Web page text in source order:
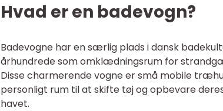
Hvad er en badevogn?
Badevogne har en særlig plads i dansk
århundrede som omklædningsrum for
Disse charmerende vogne er små mobile
personligt rum til at skifte tøj og opbevare
havet.